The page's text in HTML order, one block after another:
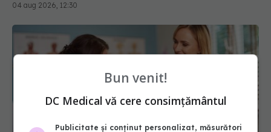
Bun venit!
DC Medical vă cere consimțământul
Publicitate și conținut personalizat, măsurători